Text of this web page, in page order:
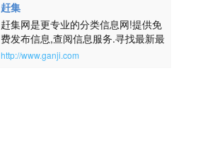
门户网站。腾讯网服务于全球华人用
户，致力成为最具传播力和互动性，
权威、主流、时尚的互联网媒体平
台。通过强大的实时新闻和全面深入
赶集
赶集网是更专业的分类信息网!提供免
费发布信息,查阅信息服务.寻找最新最
全的房屋出租、二手房、二手车、二
http://www.ganji.com